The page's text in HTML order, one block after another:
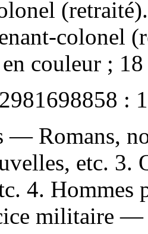
colonel
couleur ;
:
— Romans,
etc.
4.
militaire —